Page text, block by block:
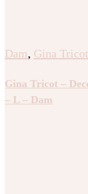
Dam, Gina Tricot
Gina Tricot –
– L – Dam